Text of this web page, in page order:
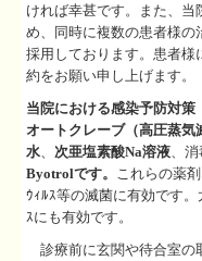
ければ幸甚です。
また、当
め、同時に複数の患者様の
採用しております。患者様
約をお願い申し上げます。
当院における感染予防対策
オートクレーブ（高圧蒸気
水
次亜塩素酸Na溶液 、
Byotrolです。 これらの薬
ｳｨﾙｽ等の滅菌に有効です。
ｽにも有効です。
診療前に玄関や待合室の